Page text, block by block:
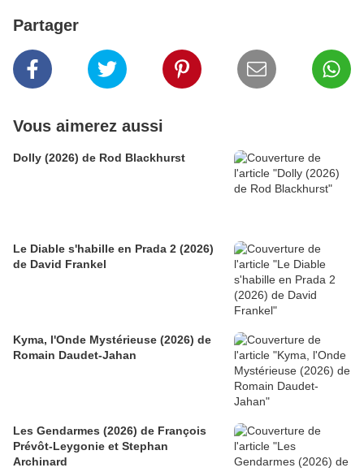
Partager
Vous aimerez aussi
Dolly (2026) de Rod Blackhurst
Le Diable s'habille en Prada 2 (2026)
de David Frankel
Kyma, l'Onde Mystérieuse (2026) de
Romain Daudet-Jahan
Les Gendarmes (2026) de François
Prévôt-Leygonie et Stephan
Archinard